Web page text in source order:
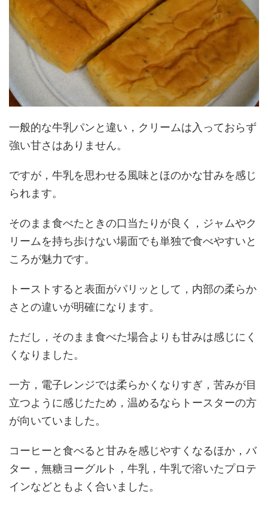
一般的な牛乳パンと違い，クリームは入っておらず
強い甘さはありません。
ですが，牛乳を思わせる風味とほのかな甘みを感じ
られます。
そのまま食べたときの口当たりが良く，ジャムやク
リームを持ち歩けない場面でも単独で食べやすいと
ころが魅力です。
トーストすると表面がパリッとして，内部の柔らか
さとの違いが明確になります。
ただし，そのまま食べた場合よりも甘みは感じにく
くなりました。
一方，電子レンジでは柔らかくなりすぎ，苦みが目
立つように感じたため，温めるならトースターの方
が向いていました。
コーヒーと食べると甘みを感じやすくなるほか，バ
ター，無糖ヨーグルト，牛乳，牛乳で溶いたプロテ
インなどともよく合いました。